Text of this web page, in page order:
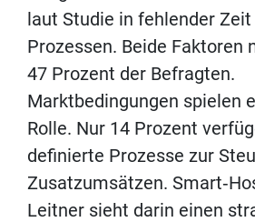
laut Studie in fehlender
Prozessen. Beide Faktoren
47 Prozent der Befragten.
Marktbedingungen spielen
Rolle. Nur 14 Prozent
definierte Prozesse zur
Zusatzumsätzen.
Leitner sieht darin einen